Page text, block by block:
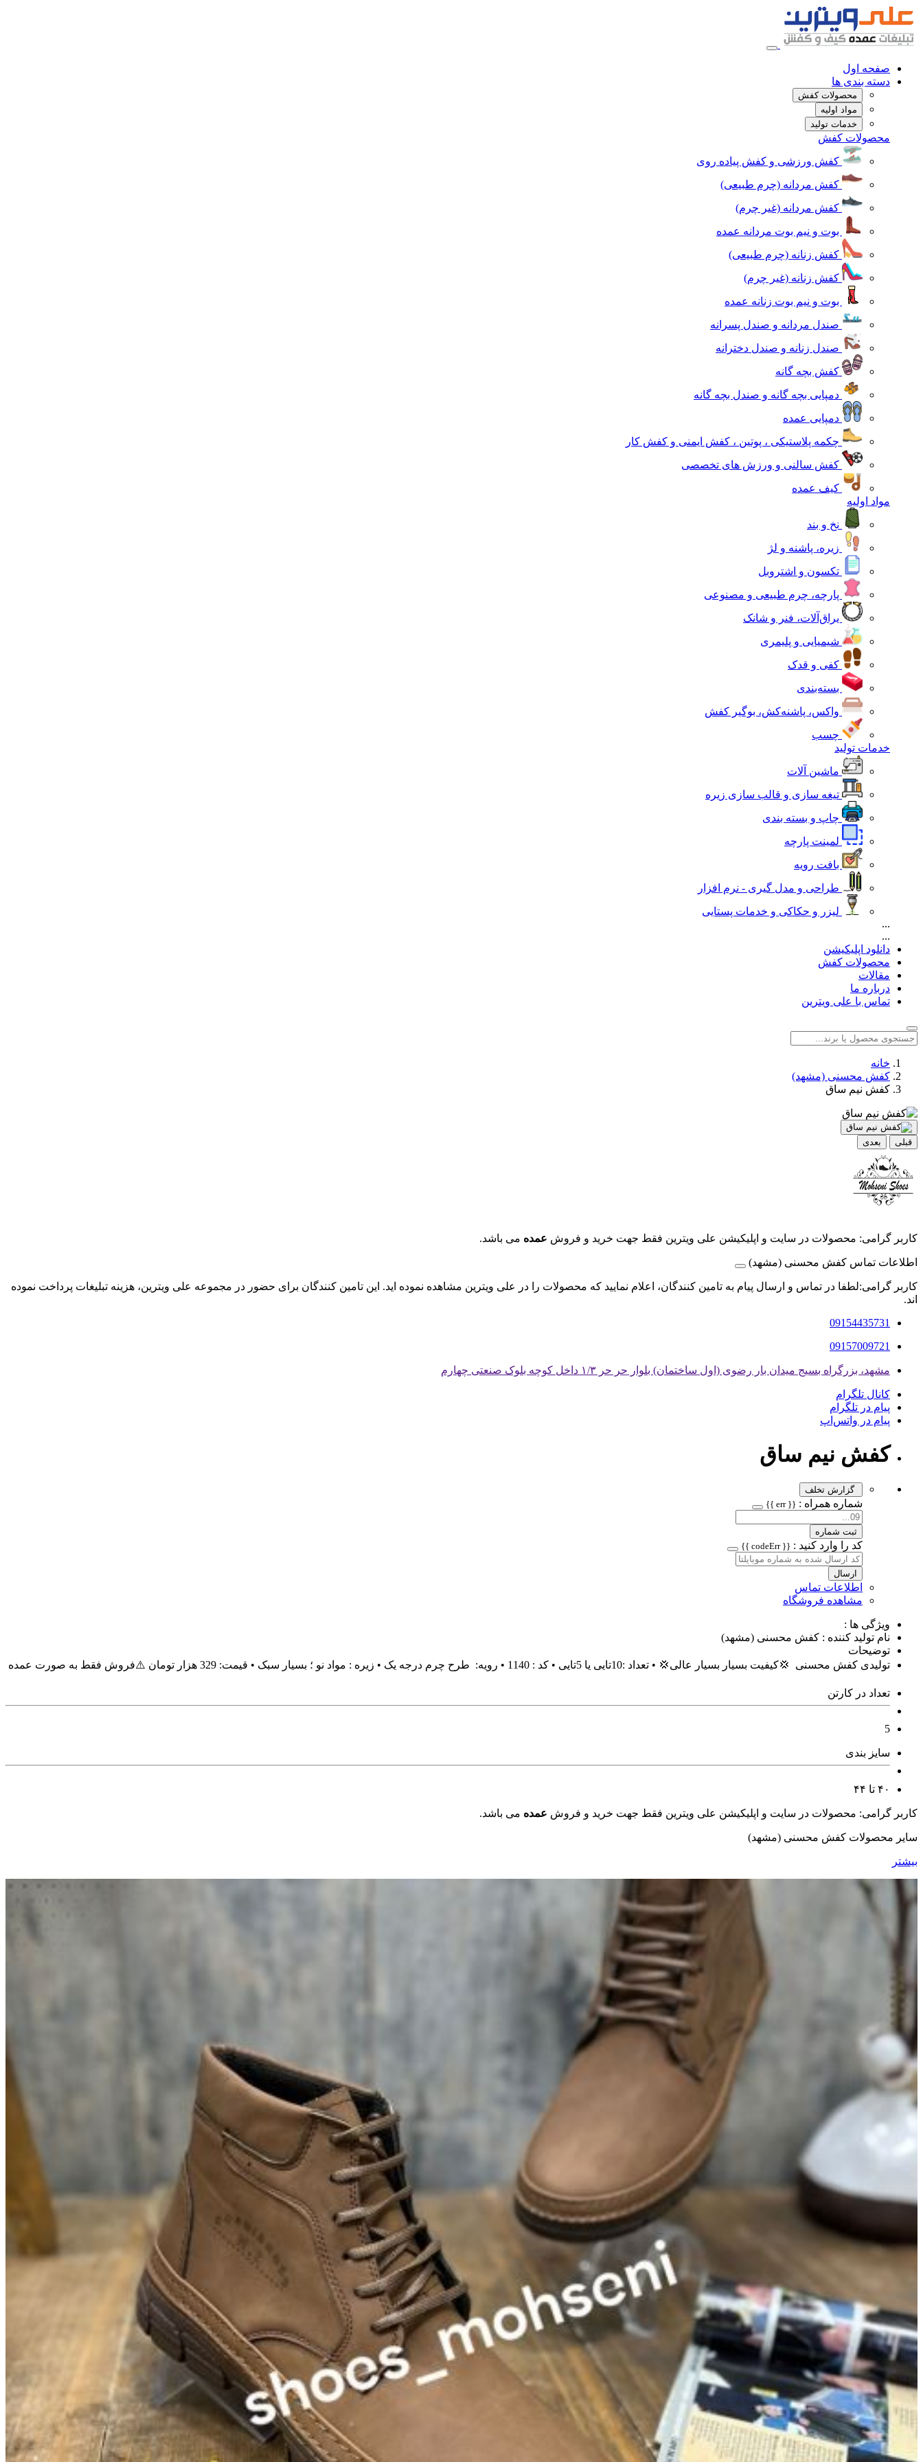
صفحه اول
دسته بندی ها
محصولات کفش
مواد اولیه
خدمات تولید
محصولات کفش
کفش ورزشی و کفش پیاده روی
کفش مردانه (چرم طبیعی)
کفش مردانه (غیر چرم)
بوت و نیم بوت مردانه عمده
کفش زنانه (چرم طبیعی)
کفش زنانه (غیر چرم)
بوت و نیم بوت زنانه عمده
صندل مردانه و صندل پسرانه
صندل زنانه و صندل دخترانه
کفش بچه گانه
دمپایی بچه گانه و صندل بچه گانه
دمپایی عمده
چکمه پلاستیکی ، پوتین ، کفش ایمنی و کفش کار
کفش سالنی و ورزش های تخصصی
کیف عمده
مواد اولیه
نخ و بند
زیره، پاشنه و لژ
تکسون و اشتروبل
پارچه، چرم طبیعی و مصنوعی
یراق‌آلات، فنر و شانک
شیمیایی و پلیمری
کفی و قدک
بسته‌بندی
واکس، پاشنه‌کش، بوگیر کفش
چسب
خدمات تولید
ماشین آلات
تیغه سازی و قالب سازی زیره
چاپ و بسته بندی
لمینت پارچه
بافت رویه
طراحی و مدل گیری - نرم افزار
لیزر و حکاکی و خدمات پستایی
...
...
دانلود اپلیکیشن
محصولات کفش
مقالات
درباره ما
تماس با علی ویترین
خانه
کفش محسنی (مشهد)
کفش نیم ساق
قبلی بعدی
کاربر گرامی: محصولات در سایت و اپلیکیشن علی ویترین فقط جهت خرید و فروش عمده می باشد.
اطلاعات تماس کفش محسنی (مشهد)
کاربر گرامی:لطفا در تماس و ارسال پیام به تامین کنندگان، اعلام نمایید که محصولات را در علی ویترین مشاهده نموده اید. این تامین کنندگان برای حضور در مجموعه علی ویترین، هزینه تبلیغات پرداخت نموده
اند.
09154435731
09157009721
مشهد، بزرگراه بسیج میدان بار رضوی (اول ساختمان) بلوار حر حر ۱/۳ داخل کوچه بلوک صنعتی چهارم
کانال تلگرام
پیام در تلگرام
پیام در واتس‌اپ
کفش نیم ساق
گزارش تخلف
شماره همراه : {{ err }}
ثبت شماره
کد را وارد کنید : {{ codeErr }}
ارسال
اطلاعات تماس
مشاهده فروشگاه
ویژگی ها :
نام تولید کننده : کفش محسنی (مشهد)
توضیحات
تولیدی کفش محسنی 💢کیفیت بسیار بسیار عالی💢 • تعداد :10تایی یا 5تایی • کد : 1140 • رویه: طرح چرم درجه یک • زیره : مواد نو ؛ بسیار سبک • قیمت: 329 هزار تومان ⚠️فروش فقط به صورت عمده
تعداد در کارتن
5
سایز بندی
۴۰ تا ۴۴
کاربر گرامی: محصولات در سایت و اپلیکیشن علی ویترین فقط جهت خرید و فروش عمده می باشد.
سایر محصولات کفش محسنی (مشهد)
بیشتر